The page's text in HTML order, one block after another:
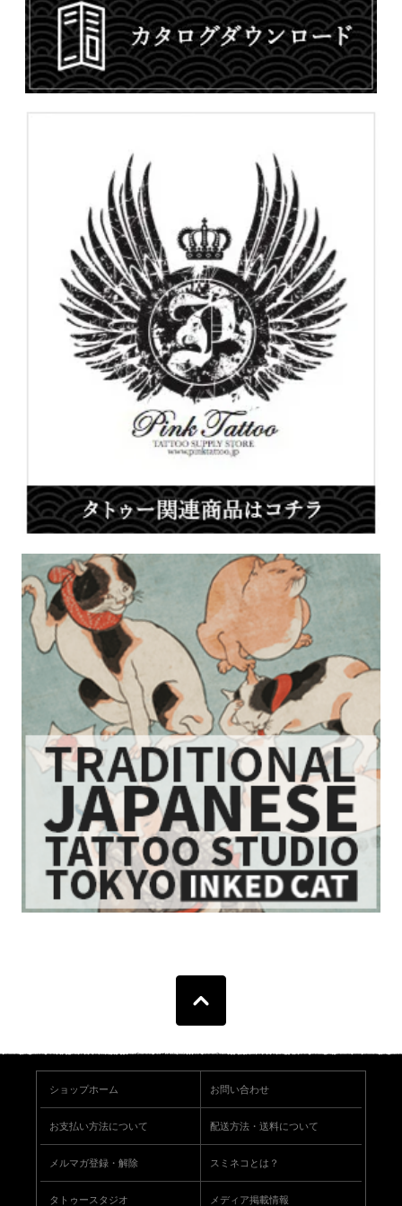
ショップホーム お問い合わせ
お支払い方法について 配送方法・送料について
メルマガ登録・解除 スミネコとは？
タトゥースタジオ メディア掲載情報